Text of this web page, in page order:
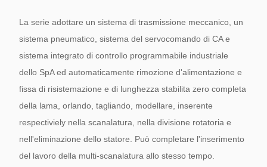
La serie adottare un sistema di trasmissione meccanico, un
sistema pneumatico, sistema del servocomando di CA e
sistema integrato di controllo programmabile industriale
dello SpA ed automaticamente rimozione d'alimentazione e
fissa di risistemazione e di lunghezza stabilita zero completa
della lama, orlando, tagliando, modellare, inserente
respectiviely nella scanalatura, nella divisione rotatoria e
nell'eliminazione dello statore. Può completare l'inserimento
del lavoro della multi-scanalatura allo stesso tempo.